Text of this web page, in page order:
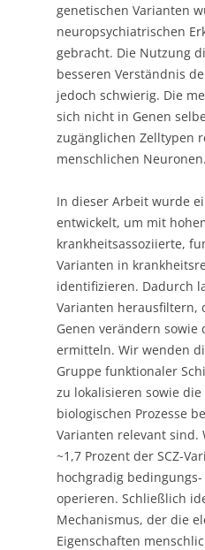
genetischen Varianten
neuropsychiatrischen
gebracht. Die Nutzung
besseren Verständnis
jedoch schwierig. Die
sich nicht in Genen
zugänglichen Zelltypen
menschlichen Neuronen.
In dieser Arbeit wurde
entwickelt, um mit
krankheitsassoziierte,
Varianten in
identifizieren. Dadurch
Varianten herausfiltern,
Genen verändern sowie
ermitteln. Wir wenden
Gruppe funktionaler
zu lokalisieren sowie
biologischen Prozesse
Varianten relevant sind.
~1,7 Prozent der SCZ-
hochgradig
operieren. Schließlich
Mechanismus, der die
Eigenschaften